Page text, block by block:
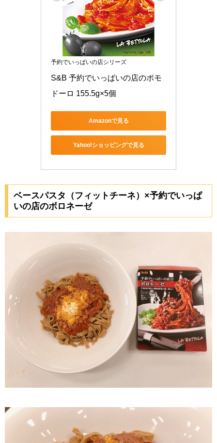
予約でいっぱいの店シリーズ
S&B 予約でいっぱいの店のポモ
ドーロ 155.5g×5個
Amazonで見る
Yahoo!ショッピングで見る
ベースパスタ（フィットチーネ）×予約でいっぱ
いの店のボロネーゼ